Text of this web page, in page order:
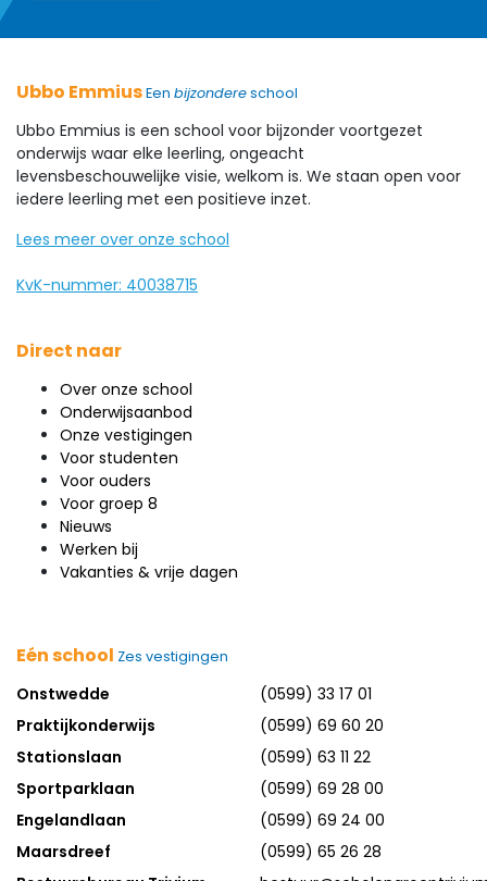
Ubbo EmmiusEen bijzondereschool
Ubbo Emmius is een school voor bijzonder voortgezet
onderwijs waar elke leerling, ongeacht
levensbeschouwelijke visie, welkom is. We staan open voor
iedere leerling met een positieve inzet.
Lees meer over onze school
KvK-nummer: 40038715
Direct naar
Over onze school
Onderwijsaanbod
Onze vestigingen
Voor studenten
Voor ouders
Voor groep 8
Nieuws
Werken bij
Vakanties & vrije dagen
Eén school Zes vestigingen
Onstwedde
(0599) 33 17 01
Praktijkonderwijs
(0599) 69 60 20
Stationslaan
(0599) 63 11 22
Sportparklaan
(0599) 69 28 00
Engelandlaan
(0599) 69 24 00
Maarsdreef
(0599) 65 26 28